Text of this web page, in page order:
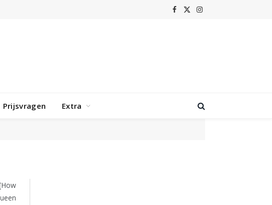
Facebook
X
Instagram
Prijsvragen Extra